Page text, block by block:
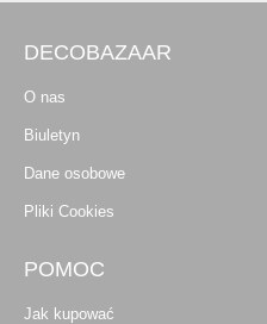
DECOBAZAAR
O nas
Biuletyn
Dane osobowe
Pliki Cookies
POMOC
Jak kupować